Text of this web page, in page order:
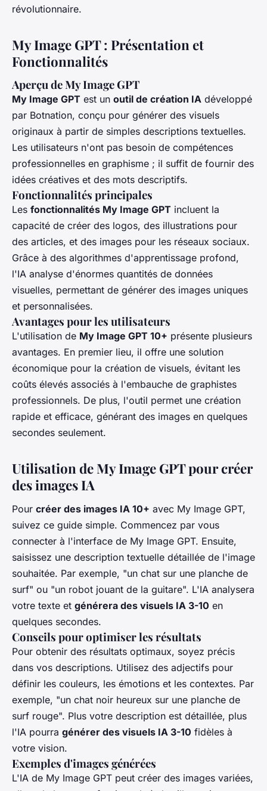
révolutionnaire.
My Image GPT : Présentation et
Fonctionnalités
Aperçu de My Image GPT
My Image GPT est un outil de création IA développé
par Botnation, conçu pour générer des visuels
originaux à partir de simples descriptions textuelles.
Les utilisateurs n'ont pas besoin de compétences
professionnelles en graphisme ; il suffit de fournir des
idées créatives et des mots descriptifs.
Fonctionnalités principales
Les fonctionnalités My Image GPT incluent la
capacité de créer des logos, des illustrations pour
des articles, et des images pour les réseaux sociaux.
Grâce à des algorithmes d'apprentissage profond,
l'IA analyse d'énormes quantités de données
visuelles, permettant de générer des images uniques
et personnalisées.
Avantages pour les utilisateurs
L'utilisation de My Image GPT 10+ présente plusieurs
avantages. En premier lieu, il offre une solution
économique pour la création de visuels, évitant les
coûts élevés associés à l'embauche de graphistes
professionnels. De plus, l'outil permet une création
rapide et efficace, générant des images en quelques
secondes seulement.
Utilisation de My Image GPT pour créer
des images IA
Pour créer des images IA 10+ avec My Image GPT,
suivez ce guide simple. Commencez par vous
connecter à l'interface de My Image GPT. Ensuite,
saisissez une description textuelle détaillée de l'image
souhaitée. Par exemple, "un chat sur une planche de
surf" ou "un robot jouant de la guitare". L'IA analysera
votre texte et générera des visuels IA 3-10 en
quelques secondes.
Conseils pour optimiser les résultats
Pour obtenir des résultats optimaux, soyez précis
dans vos descriptions. Utilisez des adjectifs pour
définir les couleurs, les émotions et les contextes. Par
exemple, "un chat noir heureux sur une planche de
surf rouge". Plus votre description est détaillée, plus
l'IA pourra générer des visuels IA 3-10 fidèles à
votre vision.
Exemples d'images générées
L'IA de My Image GPT peut créer des images variées,